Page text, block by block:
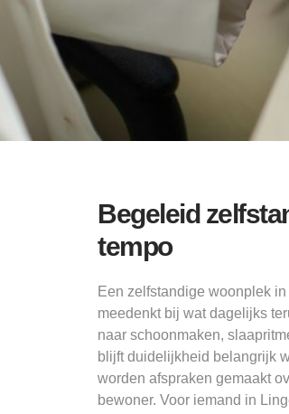
Begeleid
tempo
Een zelfstandige woonplek
meedenkt bij wat dagelijks
naar schoonmaken,
blijft duidelijkheid belangrijk
worden afspraken gemaakt
bewoner. Voor iemand in